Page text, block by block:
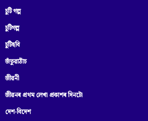
চুটি গল্প
চুটিগল্প
চুটিছবি
জঁতুৱাঠাঁচ
জীৱনী
জীৱনৰ প্ৰথম লেখা প্ৰকাশৰ দিনটো
দেশ-বিদেশ